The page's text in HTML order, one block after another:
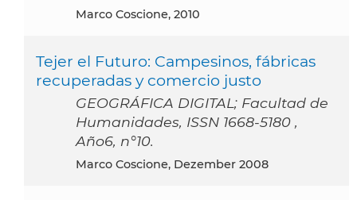
Marco Coscione, 2010
Tejer el Futuro: Campesinos, fábricas
recuperadas y comercio justo
GEOGRÁFICA DIGITAL; Facultad de
Humanidades, ISSN 1668-5180 ,
Año6, n°10.
Marco Coscione, Dezember 2008